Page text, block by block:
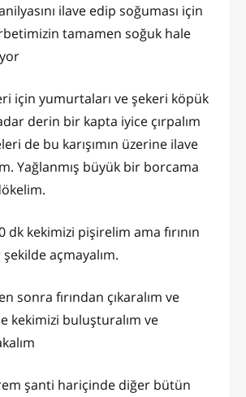
ilave edip soğuması için
tamamen soğuk hale
için yumurtaları ve şekeri köpük
derin bir kapta iyice çırpalım
de bu karışımın üzerine ilave
Yağlanmış büyük bir borcama
dk kekimizi pişirelim ama fırının
şekilde açmayalım.
sonra fırından çıkaralım ve
kekimizi buluşturalım ve
şanti hariçinde diğer bütün